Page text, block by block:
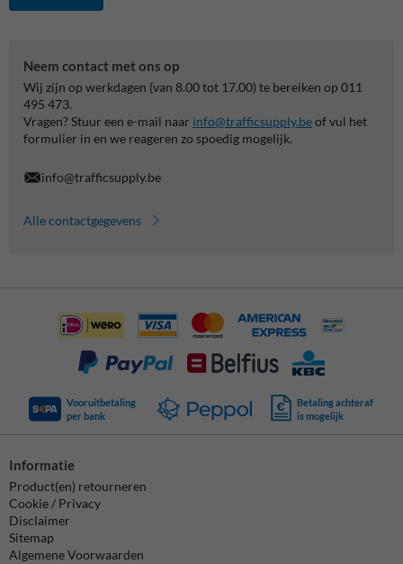
Neem contact met ons op
Wij zijn op werkdagen (van 8.00 tot 17.00) te bereiken op 011
495 473.
Vragen? Stuur een e-mail naar info@trafficsupply.beof vul het
formulier in en we reageren zo spoedig mogelijk.
info@trafficsupply.be
Alle contactgegevens
Vooruitbetaling
per bank
Betaling achteraf
is mogelijk
Informatie
Product(en) retourneren
Cookie / Privacy
Disclaimer
Sitemap
Algemene Voorwaarden